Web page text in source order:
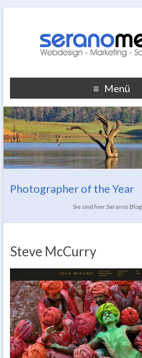
Menü
Photographer of the Year
Sie sind hier:Seranos Blog
Steve McCurry